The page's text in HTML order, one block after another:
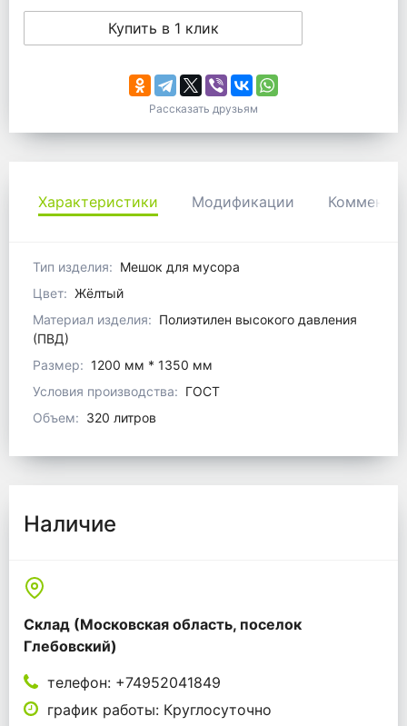
Купить в 1 клик
Рассказать друзьям
Характеристики Модификации
Тип изделия: Мешок для мусора
Цвет: Жёлтый
Материал изделия: Полиэтилен высокого давления
(ПВД)
Размер: 1200 мм * 1350 мм
Условия производства: ГОСТ
Объем: 320 литров
Наличие
Склад (Московская область, поселок
Глебовский)
телефон: +74952041849
график работы: Круглосуточно